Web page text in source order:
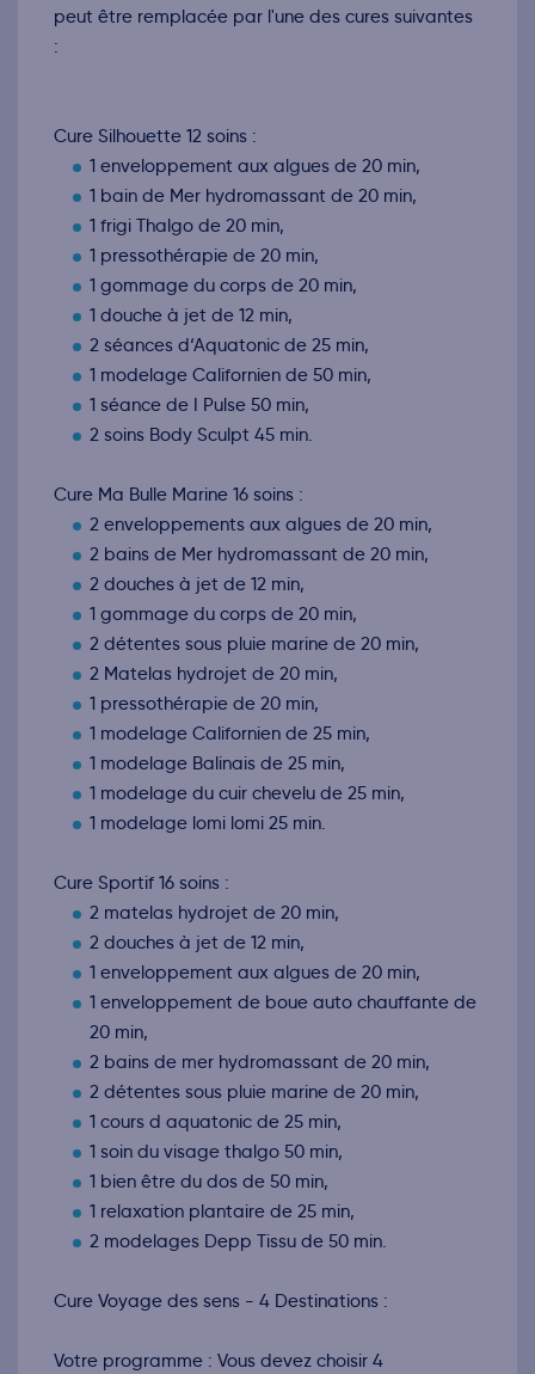
peut être remplacée par l'une des cures suivantes
:
Cure Silhouette 12 soins :
1 enveloppement aux algues de 20 min,
1 bain de Mer hydromassant de 20 min,
1 frigi Thalgo de 20 min,
1 pressothérapie de 20 min,
1 gommage du corps de 20 min,
1 douche à jet de 12 min,
2 séances d‘Aquatonic de 25 min,
1 modelage Californien de 50 min,
1 séance de I Pulse 50 min,
2 soins Body Sculpt 45 min.
Cure Ma Bulle Marine 16 soins :
2 enveloppements aux algues de 20 min,
2 bains de Mer hydromassant de 20 min,
2 douches à jet de 12 min,
1 gommage du corps de 20 min,
2 détentes sous pluie marine de 20 min,
2 Matelas hydrojet de 20 min,
1 pressothérapie de 20 min,
1 modelage Californien de 25 min,
1 modelage Balinais de 25 min,
1 modelage du cuir chevelu de 25 min,
1 modelage lomi lomi 25 min.
Cure Sportif 16 soins :
2 matelas hydrojet de 20 min,
2 douches à jet de 12 min,
1 enveloppement aux algues de 20 min,
1 enveloppement de boue auto chauffante de
20 min,
2 bains de mer hydromassant de 20 min,
2 détentes sous pluie marine de 20 min,
1 cours d aquatonic de 25 min,
1 soin du visage thalgo 50 min,
1 bien être du dos de 50 min,
1 relaxation plantaire de 25 min,
2 modelages Depp Tissu de 50 min.
Cure Voyage des sens - 4 Destinations :
Votre programme : Vous devez choisir 4